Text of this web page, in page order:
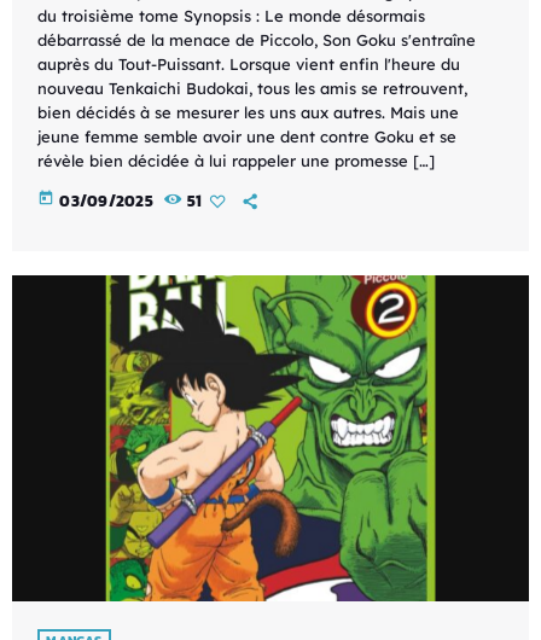
du troisième tome Synopsis : Le monde désormais
débarrassé de la menace de Piccolo, Son Goku s'entraîne
auprès du Tout-Puissant. Lorsque vient enfin l'heure du
nouveau Tenkaichi Budokai, tous les amis se retrouvent,
bien décidés à se mesurer les uns aux autres. Mais une
jeune femme semble avoir une dent contre Goku et se
révèle bien décidée à lui rappeler une promesse […]
today 03/09/2025 51